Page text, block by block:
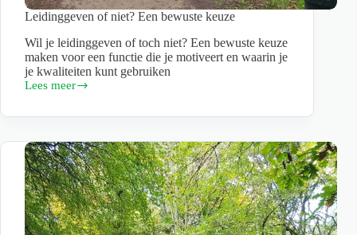
Leidinggeven of niet? Een bewuste keuze
Wil je leidinggeven of toch niet? Een bewuste keuze
maken voor een functie die je motiveert en waarin je
je kwaliteiten kunt gebruiken
Lees meer
Leidinggeven
niet?
bewuste
keuze